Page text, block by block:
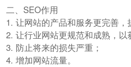
二、SEO作用
1. 让网站的产品和服务更完善，
2. 让行业网站更规范和成熟，以
3. 防止将来的损失严重；
4. 增加网站流量。